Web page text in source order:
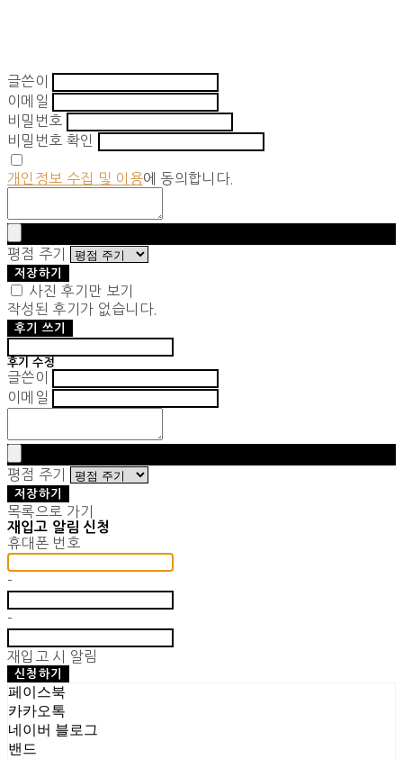
글쓴이
이메일
비밀번호
비밀번호 확인
개인정보 수집 및 이용에 동의합니다.
평점 주기
저장하기
사진 후기만 보기
작성된 후기가 없습니다.
후기 쓰기
후기 수정
글쓴이
이메일
평점 주기
저장하기
목록으로 가기
재입고 알림 신청
휴대폰 번호
-
-
재입고 시 알림
신청하기
페이스북
카카오톡
네이버 블로그
밴드